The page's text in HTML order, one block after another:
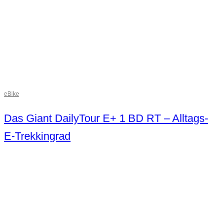
eBike
Das Giant DailyTour E+ 1 BD RT – Alltags-
E-Trekkingrad